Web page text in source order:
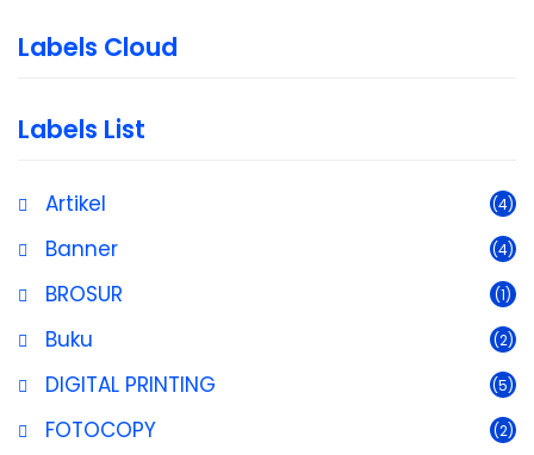
Labels Cloud
Labels List
Artikel (4)
Banner (4)
BROSUR (1)
Buku (2)
DIGITAL PRINTING (5)
FOTOCOPY (2)